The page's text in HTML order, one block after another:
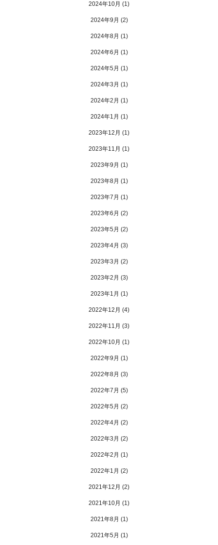
2024年10月 (1)
2024年9月 (2)
2024年8月 (1)
2024年6月 (1)
2024年5月 (1)
2024年3月 (1)
2024年2月 (1)
2024年1月 (1)
2023年12月 (1)
2023年11月 (1)
2023年9月 (1)
2023年8月 (1)
2023年7月 (1)
2023年6月 (2)
2023年5月 (2)
2023年4月 (3)
2023年3月 (2)
2023年2月 (3)
2023年1月 (1)
2022年12月 (4)
2022年11月 (3)
2022年10月 (1)
2022年9月 (1)
2022年8月 (3)
2022年7月 (5)
2022年5月 (2)
2022年4月 (2)
2022年3月 (2)
2022年2月 (1)
2022年1月 (2)
2021年12月 (2)
2021年10月 (1)
2021年8月 (1)
2021年5月 (1)